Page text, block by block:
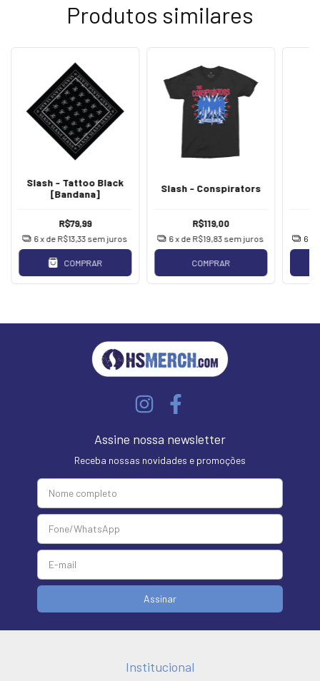
Produtos similares
Slash - Tattoo Black
[Bandana]
R$79,99
6x de R$13,33 sem juros
COMPRAR
Slash - Conspirators
R$119,00
6 x de R$19,83 sem juros
COMPRAR
6
Assine nossa newsletter
Receba nossas novidades e promoções
Institucional